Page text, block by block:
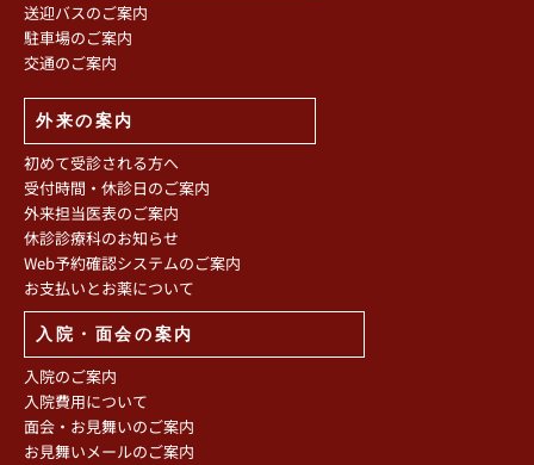
送迎バスのご案内
駐車場のご案内
交通のご案内
外来の案内
初めて受診される方へ
受付時間・休診日のご案内
外来担当医表のご案内
休診診療科のお知らせ
Web予約確認システムのご案内
お支払いとお薬について
入院・面会の案内
入院のご案内
入院費用について
面会・お見舞いのご案内
お見舞いメールのご案内